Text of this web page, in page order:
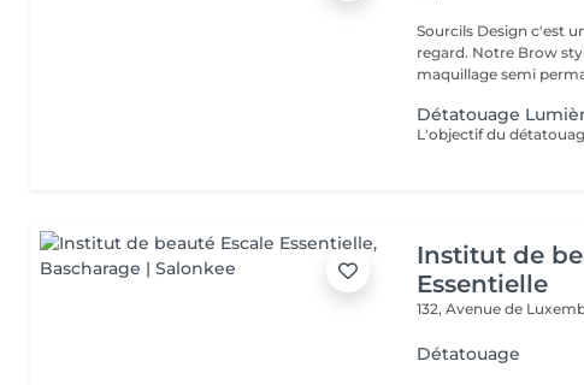
Sourcils Design c'est
regard. Notre Brow
maquillage semi
Détatouage
Institut de
Essentielle
132, Avenue de
Détatouage